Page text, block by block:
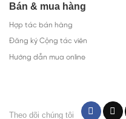
Bán & mua hàng
Hợp tác bán hàng
Đăng ký Cộng tác viên
Hướng dẫn mua online
Theo dõi chúng tôi